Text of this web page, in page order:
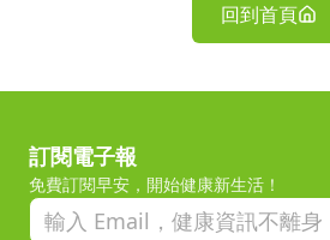
回到首頁
訂閱電子報
免費訂閱早安，開始健康新生活！